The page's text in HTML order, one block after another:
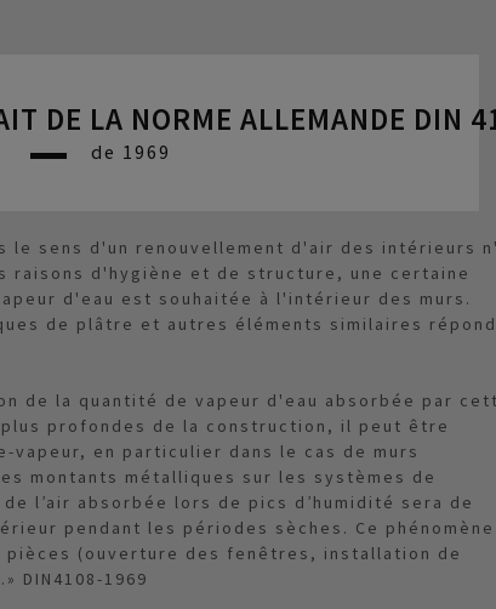
DE LA NORME ALLEMANDE DIN
de 1969
le sens d'un renouvellement d'air des intérieurs
raisons d'hygiène et de structure, une certaine
d'eau est souhaitée à l'intérieur des murs.
de plâtre et autres éléments similaires
de la quantité de vapeur d'eau absorbée par
profondes de la construction, il peut être
vapeur, en particulier dans le cas de murs
montants métalliques sur les systèmes de
l’air absorbée lors de pics d’humidité sera de
pendant les périodes sèches. Ce
(ouverture des fenêtres, installation de
DIN4108-1969